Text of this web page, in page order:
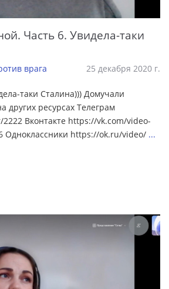
Часть 6. Увидела-таки
врага 25 декабря 2020 г.
таки Сталина))) Домучали
других ресурсах Телеграм
Вконтакте https://vk.com/video-
Одноклассники https://ok.ru/video/ ...